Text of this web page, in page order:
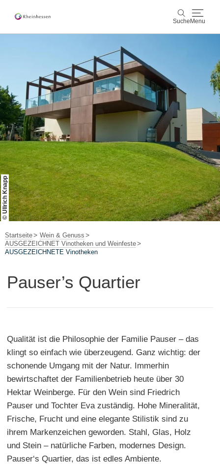
Suche Menu
Wein & Genuss
Aktiv & Natur
Kultur & Städte
Buchung & Service
ShopRheinhessen-Blog Karte
© Ullrich Knapp
Startseite
Wein & Genuss
AUSGEZEICHNET Vinotheken und Weinfeste
AUSGEZEICHNETE Vinotheken
Pauser’s Quartier
Qualität ist die Philosophie der Familie Pauser – das
klingt so einfach wie überzeugend. Ganz wichtig: der
schonende Umgang mit der Natur. Immerhin
bewirtschaftet der Familienbetrieb heute über 30
Hektar Weinberge. Für den Wein sind Friedrich
Pauser und Tochter Eva zuständig. Hohe Mineralität,
Frische, Frucht und eine elegante Stilistik sind zu
ihrem Markenzeichen geworden. Stahl, Glas, Holz
und Stein – natürliche Farben, modernes Design.
Pauser‘s Quartier, das ist edles Ambiente.